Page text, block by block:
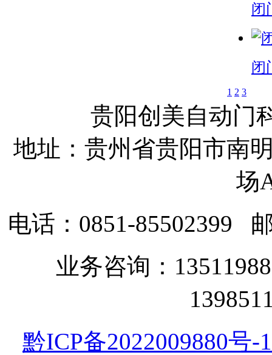
闭
闭
1 2 3
贵阳创美自动门
地址：贵州省贵阳市南
场
电话：0851-85502399
业务咨询：
黔ICP备2022009880号-1